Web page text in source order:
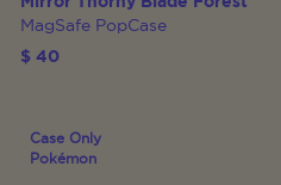
MagSafe PopCase
$ 40
Case Only
Pokémon